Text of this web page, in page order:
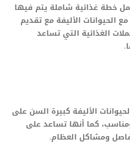
خطة غذائية شاملة يتم فيها
الحيوانات الأليفة مع تقديم
الغذائية التي تساعد
الأليفة كبيرة السن على
كما أنها تساعد على
ومشاكل العظام.